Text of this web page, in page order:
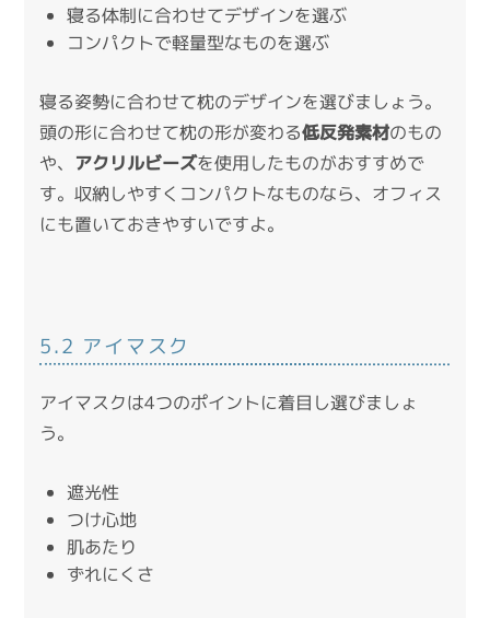
寝る体制に合わせてデザインを選ぶ
コンパクトで軽量型なものを選ぶ
寝る姿勢に合わせて枕のデザインを選びましょう。
頭の形に合わせて枕の形が変わる低反発素材のもの
や、 アクリルビーズを使用したものがおすすめで
す。収納しやすくコンパクトなものなら、オフィス
にも置いておきやすいですよ。
5.2 アイマスク
アイマスクは4つのポイントに着目し選びましょ
う。
遮光性
つけ心地
肌あたり
ずれにくさ